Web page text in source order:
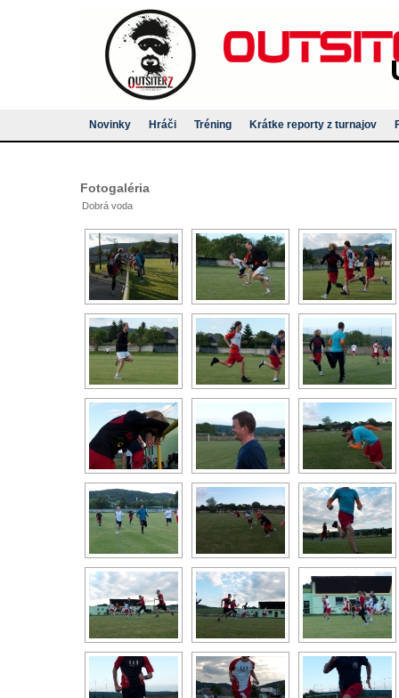
Novinky Hráči Tréning Krátke reporty z turnajov
Fotogaléria
Dobrá voda